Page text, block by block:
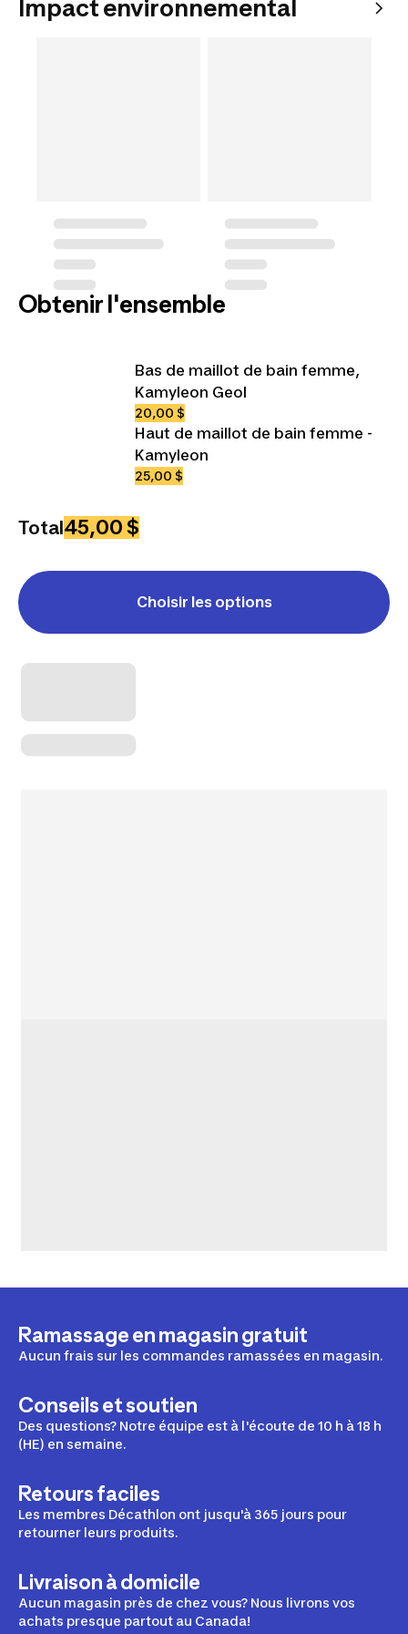
Impact environnemental
Obtenir l'ensemble
Bas de maillot de bain femme,
Kamyleon Geol
20,00 $
Haut de maillot de bain femme -
Kamyleon
25,00 $
Total45,00 $
Choisir les options
Ramassage en magasin gratuit
Aucun frais sur les commandes ramassées en magasin.
Conseils et soutien
Des questions? Notre équipe est à l'écoute de 10 h à 18 h
(HE) en semaine.
Retours faciles
Les membres Décathlon ont jusqu'à 365 jours pour
retourner leurs produits.
Livraison à domicile
Aucun magasin près de chez vous? Nous livrons vos
achats presque partout au Canada!